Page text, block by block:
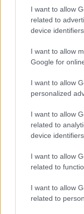
I want to allow
related to
device
I want to allow
Google for
I want to allow
personalized
I want to allow
related to
device
I want to allow
related to
I want to allow
related to
Την ίδια
μεγάλη
της ελληνικής
μείνει μακριά
καλλιτέχνης
ανά τη χώρα, με
15 ευρώ.
Η αυλαία της
Ιουνίου στο
ολοκληρωθεί
Στάδιο